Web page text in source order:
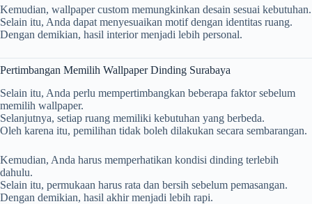
Kemudian, wallpaper custom memungkinkan desain sesuai kebutuhan.
Selain itu, Anda dapat menyesuaikan motif dengan identitas ruang.
Dengan demikian, hasil interior menjadi lebih personal.
Pertimbangan Memilih Wallpaper Dinding Surabaya
Selain itu, Anda perlu mempertimbangkan beberapa faktor sebelum
memilih wallpaper.
Selanjutnya, setiap ruang memiliki kebutuhan yang berbeda.
Oleh karena itu, pemilihan tidak boleh dilakukan secara sembarangan.
Kemudian, Anda harus memperhatikan kondisi dinding terlebih
dahulu.
Selain itu, permukaan harus rata dan bersih sebelum pemasangan.
Dengan demikian, hasil akhir menjadi lebih rapi.